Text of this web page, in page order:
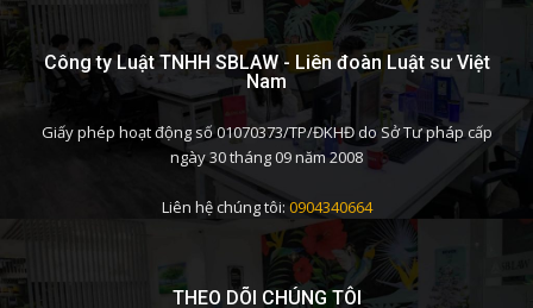
Công ty Luật TNHH SBLAW - Liên đoàn Luật sư Việt
Nam
Giấy phép hoạt động số 01070373/TP/ĐKHĐ do Sở Tư pháp cấp
ngày 30 tháng 09 năm 2008
Liên hệ chúng tôi: 0904340664
THEO DÕI CHÚNG TÔI